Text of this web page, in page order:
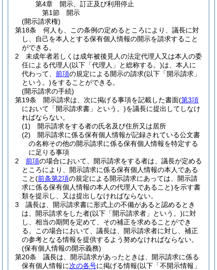
第4章
開示、訂正及び利用停止
第1節
開示
(開示請求権)
第18条
何人も、この条例の定めるところにより、議長に対
し、自己を本人とする保有個人情報の開示を請求すること
ができる。
2
未成年者若しくは成年被後見人の法定代理人又は本人の委
任による代理人(以下「代理人」と総称する。)は、本人に
代わって、 前項の規定による開示の請求(以下「開示請求」
という。)をすることができる。
(開示請求の手続)
第19条
開示請求は、次に掲げる事項を記載した書面(第3項
において「開示請求書」という。)を議長に提出してしなけ
ればならない。
(1)
開示請求をする者の氏名及び住所又は居所
(2)
開示請求に係る保有個人情報が記録されている公文書
の名称その他の開示請求に係る保有個人情報を特定する
に足りる事項
2
前項の場合において、開示請求をする者は、議長が定める
ところにより、開示請求に係る保有個人情報の本人である
こと(前条第2項の規定による開示請求にあっては、開示請
求に係る保有個人情報の本人の代理人であること)を示す書
類を提示し、又は提出しなければならない。
3
議長は、開示請求書に形式上の不備があると認めるとき
は、開示請求をした者(以下「開示請求者」という。)に対
し、相当の期間を定めて、その補正を求めることができ
る。
この場合において、議長は、開示請求者に対し、補正
の参考となる情報を提供するよう努めなければならない。
(保有個人情報の開示義務)
第20条
議長は、開示請求があったときは、開示請求に係る
保有個人情報に次の各号に掲げる情報(以下「不開示情報」